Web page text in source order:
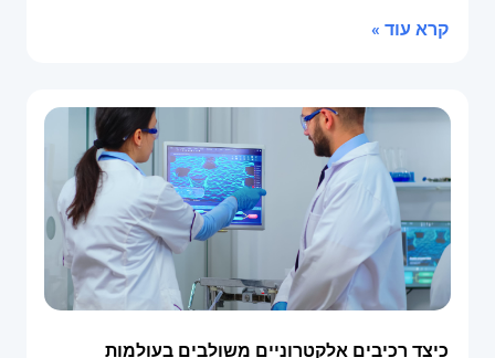
קרא עוד »
כיצד רכיבים אלקטרוניים משולבים בעולמות